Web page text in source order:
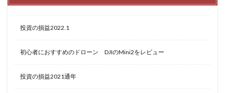
投資の損益2022.1
初心者におすすめのドローン DJIのMini2をレビュー
投資の損益2021通年